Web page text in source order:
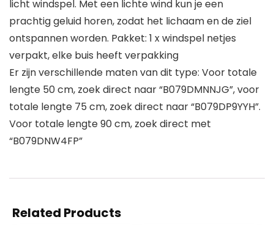
licht windspel. Met een lichte wind kun je een
prachtig geluid horen, zodat het lichaam en de ziel
ontspannen worden. Pakket: 1 x windspel netjes
verpakt, elke buis heeft verpakking
Er zijn verschillende maten van dit type: Voor totale
lengte 50 cm, zoek direct naar “B079DMNNJG”, voor
totale lengte 75 cm, zoek direct naar “B079DP9YYH”.
Voor totale lengte 90 cm, zoek direct met
“B079DNW4FP”
Related Products